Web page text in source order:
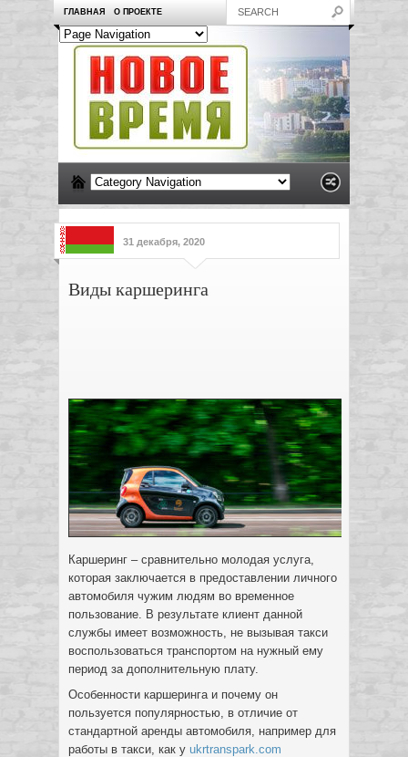
ГЛАВНАЯ О ПРОЕКТЕ
31 декабря, 2020
Виды каршеринга
Каршеринг – сравнительно молодая услуга,
которая заключается в предоставлении личного
автомобиля чужим людям во временное
пользование. В результате клиент данной
службы имеет возможность, не вызывая такси
воспользоваться транспортом на нужный ему
период за дополнительную плату.
Особенности каршеринга и почему он
пользуется популярностью, в отличие от
стандартной аренды автомобиля, например для
работы в такси, как у ukrtranspark.com